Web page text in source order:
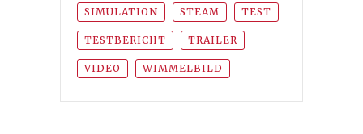
SIMULATION STEAM TEST
TESTBERICHT TRAILER
VIDEO WIMMELBILD